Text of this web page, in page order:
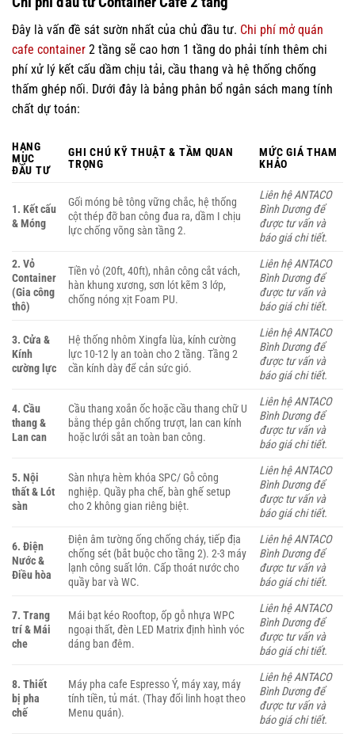
Đây là vấn đề sát sườn nhất của chủ đầu tư. Chi phí mở quán
cafe container 2 tầng sẽ cao hơn 1 tầng do phải tính thêm chi
phí xử lý kết cấu dầm chịu tải, cầu thang và hệ thống chống
thấm ghép nối. Dưới đây là bảng phân bổ ngân sách mang tính
chất dự toán:
HẠNG
MỤC
ĐẦU TƯ
GHI CHÚ KỸ THUẬT & TẦM QUAN
TRỌNG
MỨC GIÁ THAM
KHẢO
1. Kết cấu
& Móng
Gối móng bê tông vững chắc, hệ thống
cột thép đỡ ban công đua ra, dầm I chịu
lực chống võng sàn tầng 2.
Liên hệ ANTACO
Bình Dương để
được tư vấn và
báo giá chi tiết.
2. Vỏ
Container
(Gia công
thô)
Tiền vỏ (20ft, 40ft), nhân công cắt vách,
hàn khung xương, sơn lót kẽm 3 lớp,
chống nóng xịt Foam PU.
Liên hệ ANTACO
Bình Dương để
được tư vấn và
báo giá chi tiết.
3. Cửa &
Kính
cường lực
Hệ thống nhôm Xingfa lùa, kính cường
lực 10-12 ly an toàn cho 2 tầng. Tầng 2
cần kính dày để cản sức gió.
Liên hệ ANTACO
Bình Dương để
được tư vấn và
báo giá chi tiết.
4. Cầu
thang &
Lan can
Cầu thang xoắn ốc hoặc cầu thang chữ U
bằng thép gân chống trượt, lan can kính
hoặc lưới sắt an toàn ban công.
Liên hệ ANTACO
Bình Dương để
được tư vấn và
báo giá chi tiết.
5. Nội
thất & Lót
sàn
Sàn nhựa hèm khóa SPC/ Gỗ công
nghiệp. Quầy pha chế, bàn ghế setup
cho 2 không gian riêng biệt.
Liên hệ ANTACO
Bình Dương để
được tư vấn và
báo giá chi tiết.
6. Điện
Nước &
Điều hòa
Điện âm tường ống chống cháy, tiếp địa
chống sét (bắt buộc cho tầng 2). 2-3 máy
lạnh công suất lớn. Cấp thoát nước cho
quầy bar và WC.
Liên hệ ANTACO
Bình Dương để
được tư vấn và
báo giá chi tiết.
7. Trang
trí & Mái
che
Mái bạt kéo Rooftop, ốp gỗ nhựa WPC
ngoại thất, đèn LED Matrix định hình vóc
dáng ban đêm.
Liên hệ ANTACO
Bình Dương để
được tư vấn và
báo giá chi tiết.
8. Thiết
bị pha
chế
Máy pha cafe Espresso Ý, máy xay, máy
tính tiền, tủ mát. (Thay đổi linh hoạt theo
Menu quán).
Liên hệ ANTACO
Bình Dương để
được tư vấn và
báo giá chi tiết.